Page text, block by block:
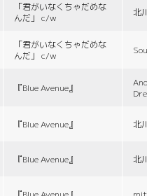
「君がいなくちゃだめな
んだ」 c/w
北
「君がいなくちゃだめな
んだ」 c/w
『Blue Avenue』
『Blue Avenue』 北
『Blue Avenue』 北